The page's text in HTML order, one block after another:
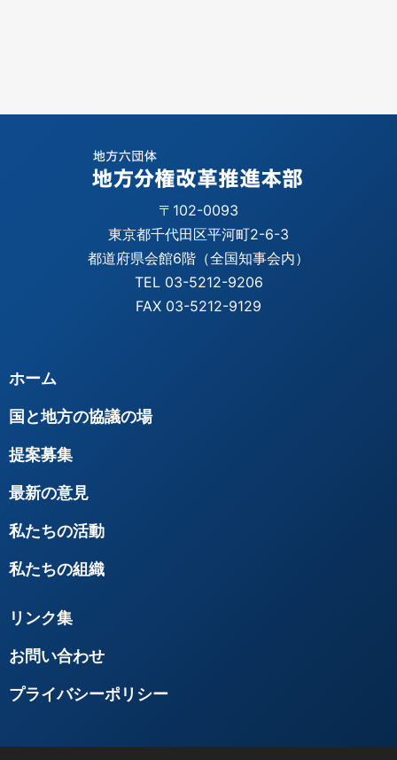
〒102-0093
東京都千代田区平河町2-6-3
都道府県会館6階（全国知事会内）
TEL 03-5212-9206
FAX 03-5212-9129
ホーム
国と地方の協議の場
提案募集
最新の意見
私たちの活動
私たちの組織
リンク集
お問い合わせ
プライバシーポリシー